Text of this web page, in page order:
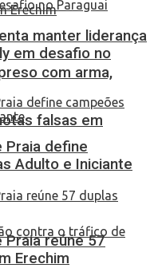
com arma,
falsas em
manter liderança
em desafio no
Praia define
Adulto e Iniciante
Praia reúne 57
Erechim